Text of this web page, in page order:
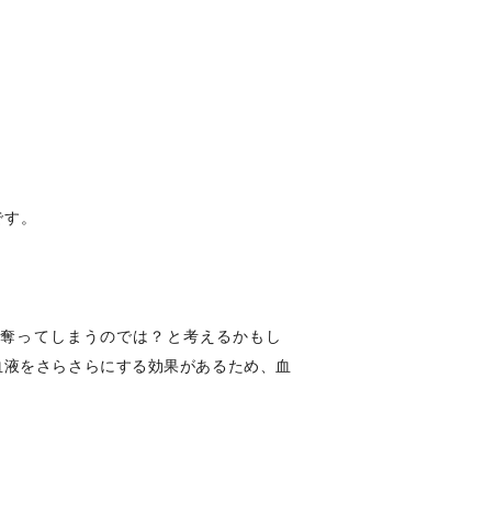
。
ってしまうのでは？と考えるかもし
をさらさらにする効果があるため、血